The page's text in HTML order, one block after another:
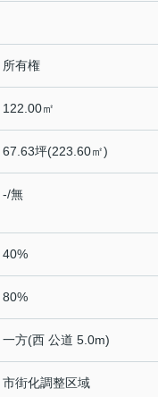
所有権
122.00㎡
67.63坪(223.60㎡)
-/無
40%
80%
一方(西 公道 5.0m)
市街化調整区域